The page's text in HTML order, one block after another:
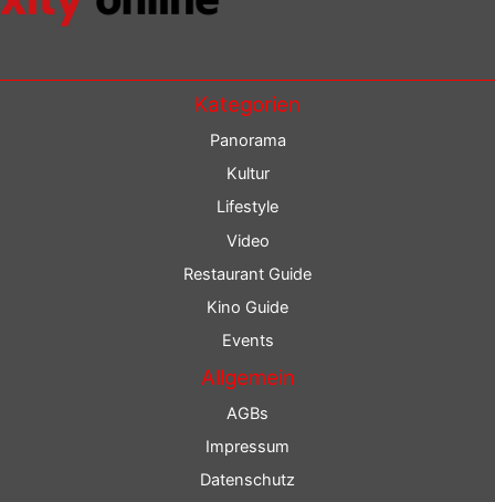
Kategorien
Panorama
Kultur
Lifestyle
Video
Restaurant Guide
Kino Guide
Events
Allgemein
AGBs
Impressum
Datenschutz